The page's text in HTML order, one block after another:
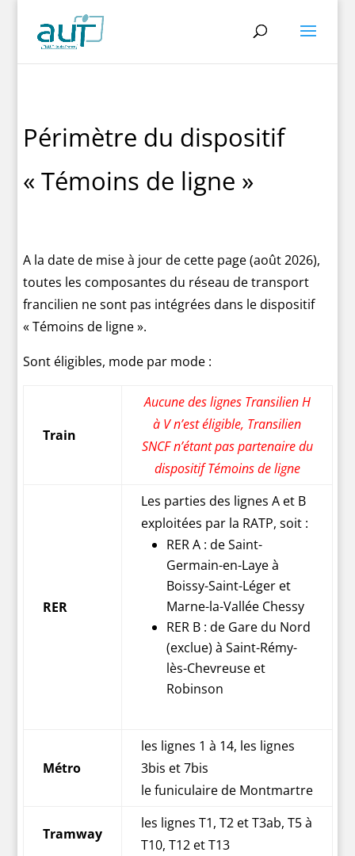
Périmètre du dispositif
« Témoins de ligne »
A la date de mise à jour de cette page (août 2026),
toutes les composantes du réseau de transport
francilien ne sont pas intégrées dans le dispositif
« Témoins de ligne ».
Sont éligibles, mode par mode :
Train
Aucune des lignes Transilien H
à V n’est éligible, Transilien
SNCF n’étant pas partenaire du
dispositif Témoins de ligne
RER
Les parties des lignes A et B
exploitées par la RATP, soit :
RER A : de Saint-
Germain-en-Laye à
Boissy-Saint-Léger et
Marne-la-Vallée Chessy
RER B : de Gare du Nord
(exclue) à Saint-Rémy-
lès-Chevreuse et
Robinson
Métro
les lignes 1 à 14, les lignes
3bis et 7bis
le funiculaire de Montmartre
Tramway
les lignes T1, T2 et T3ab, T5 à
T10, T12 et T13